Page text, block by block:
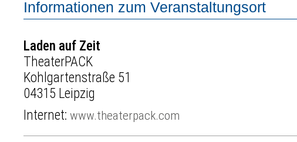
Informationen zum Veranstaltungsort
Laden auf Zeit
TheaterPACK
Kohlgartenstraße 51
04315 Leipzig
Internet:www.theaterpack.com